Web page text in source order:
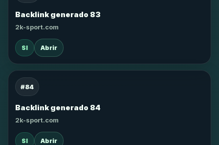
Backlink generado 83
2k-sport.com
SI Abrir
#84
Backlink generado 84
2k-sport.com
SI Abrir